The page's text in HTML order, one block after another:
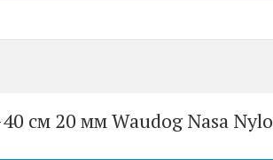
см 20 мм Waudog Nasa